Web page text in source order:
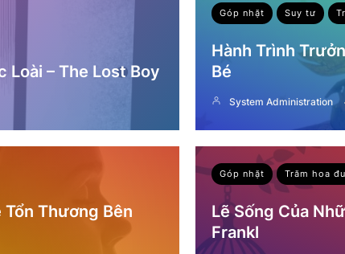
Loài – The Lost Boy
Góp nhặt Suy tư
Hành Trình
Bé
System Administration
Thương Bên
Góp nhặt Trăm hoa
Lẽ Sống Của
Frankl